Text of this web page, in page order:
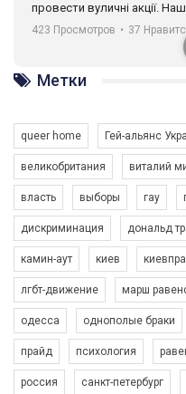
провести вуличні акції.
навіть коли ми у різних
разом. Ми закликаємо всіх
солідарності, приєднатися
ГАУ є в 16 областях України.
Разом наш голос лунає
423 Просмотров • 37
6/30/2017
Емоційний та вражаючий
представляє програму
насильству проти ЛГБТ в
1.9K Просмотров • 226
Метки
queer home Гей-альянс
великобритания виталий
власть выборы гау
дискриминация дональд
камин-аут киев
лгбт-движение марш
одесса однополые браки
прайд психология
россия санкт-петербург